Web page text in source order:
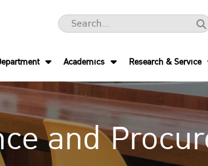
Academics Research & Service
and